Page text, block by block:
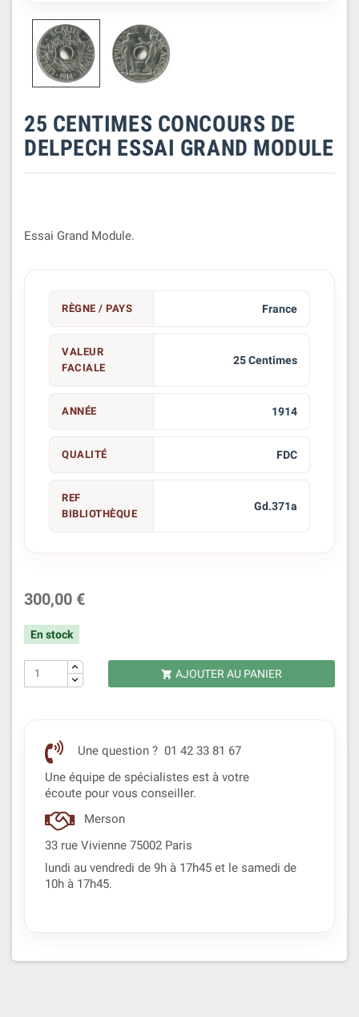
25 CENTIMES CONCOURS DE
DELPECH ESSAI GRAND MODULE
Essai Grand Module.
RÈGNE / PAYS France
VALEUR
FACIALE
25 Centimes
ANNÉE 1914
QUALITÉ FDC
REF
BIBLIOTHÈQUE
Gd.371a
300,00 €
En stock
 AJOUTER AU PANIER
Une question ? 01 42 33 81 67
Une équipe de spécialistes est à votre
écoute pour vous conseiller.
Merson
33 rue Vivienne 75002 Paris
lundi au vendredi de 9h à 17h45 et le samedi de
10h à 17h45.